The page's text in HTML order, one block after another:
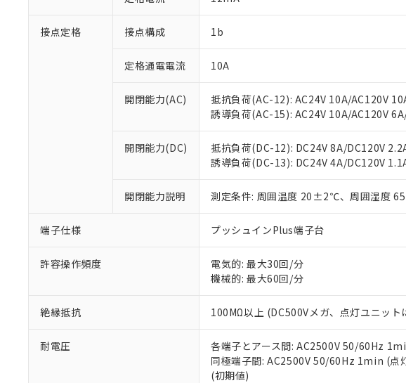
接点定格 接点構成 1b
定格通電電流 10A
開閉能力(AC)
抵抗負荷(AC-12): AC24V 10A/AC120V
誘導負荷(AC-15): AC24V 10A/AC120V
開閉能力(DC)
抵抗負荷(DC-12): DC24V 8A/DC120V
誘導負荷(DC-13): DC24V 4A/DC120V
開閉能力説明 測定条件: 周囲温度 20±2℃、周囲湿度
端子仕様 プッシュインPlus端子台
許容操作頻度
電気的: 最大30回/分
機械的: 最大60回/分
絶縁抵抗 100MΩ以上 (DC500Vメガ、点灯ユニット
耐電圧
各端子とアース間: AC2500V 50/60Hz
同極端子間: AC2500V 50/60Hz 1min (点
(初期値)
本サービスは、当社制御機器事
当社制御機器事業取扱商品の中
い。
正式な納期状況および標準価格
当社販売員にご相談ください。
在庫状況および標準価格結果を
す。
マイパーツ機能（部品リスト作
ている必要があります。
お客様が当ウェブサイト上で当
が、当社の製品・サービスに関
いる法人を指します。
*EU RoHS指令（10物質）：
フタル酸ビス(2-エチルヘキシル) (DEHP)(別名：
ル（DBP） 1000ppm以下、フタル酸ジイソブチ
但し、RoHS指令で産業用監視および制御機器に
フタル酸エステル類の４物質については閾値を
※2 対応予定月
部品在庫の切り替え状況などにより、
※3 非含有証明書ダウンロード
EU RoHS指令（10物質）の非含有証明
51物質の非含有証明書（当社基準）
※本証明書は発行日時点で非含有を証
また、RoHS指令のフタル酸エステル
混在することから備考欄に対応日を記
既に当社にて対応品への在庫切替を
り割愛しております。
「×」：最大均質材料含有率が中国
Pb(鉛) :1000ppm、 Hg(水銀) : 1000ppm、 Cd(カ
DEHP(フタル酸ビス(2-エチルヘキシル)) :
※2 環境保護使用期限
「ｅ」：有害物質（10物質）のすべて
味します。
「－」：未確認です。当社販売部門へ
当社は、これら貴社製品のうち
などの必要な手続きをとります。
ます。
当社は貴社製品を、核兵器、ミ
置等に一切使用いたしません。
当社は、貴社製品を第三者に販
たしません。
△ 一定数には満たないが在庫
－
在庫なし(最新の在庫状況に
機器販売店・当社販売員に
空
受注生産機種、また在庫状